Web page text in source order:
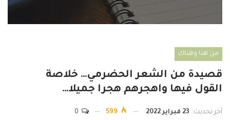
من هنا وهناك
قصيدة من الشعر الحضرمي… خلاصة
القول فيها واهجرهم هجرا جميلا…
آخر تحديث: 23 فبراير 2022